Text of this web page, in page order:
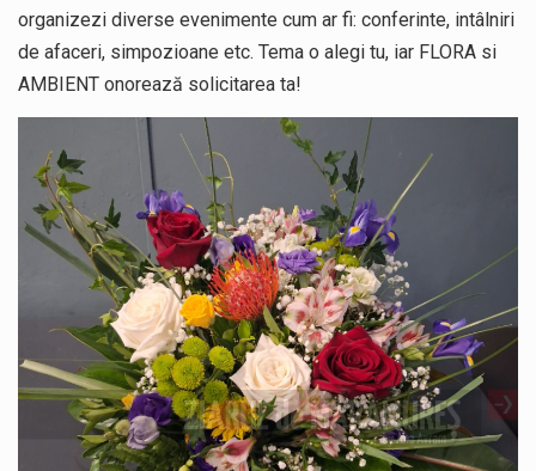
organizezi diverse evenimente cum ar fi: conferinte, intâlniri
de afaceri, simpozioane etc. Tema o alegi tu, iar FLORA si
AMBIENT onorează solicitarea ta!